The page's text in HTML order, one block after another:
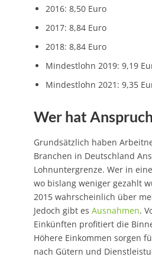
2016: 8,50 Euro
2017: 8,84 Euro
2018: 8,84 Euro
Mindestlohn 2019: 9,19
Mindestlohn 2021: 9,35
Wer hat
Grundsätzlich haben
Branchen in Deutschland
Lohnuntergrenze. Wer in
wo bislang weniger gezahlt
2015 wahrscheinlich über
Jedoch gibt es Ausnahmen.
Einkünften profitiert die
Höhere Einkommen sorgen
nach Gütern und